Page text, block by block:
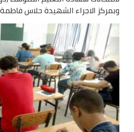
وبمركز الاجراء الشهيدة حلاس فاطمة,